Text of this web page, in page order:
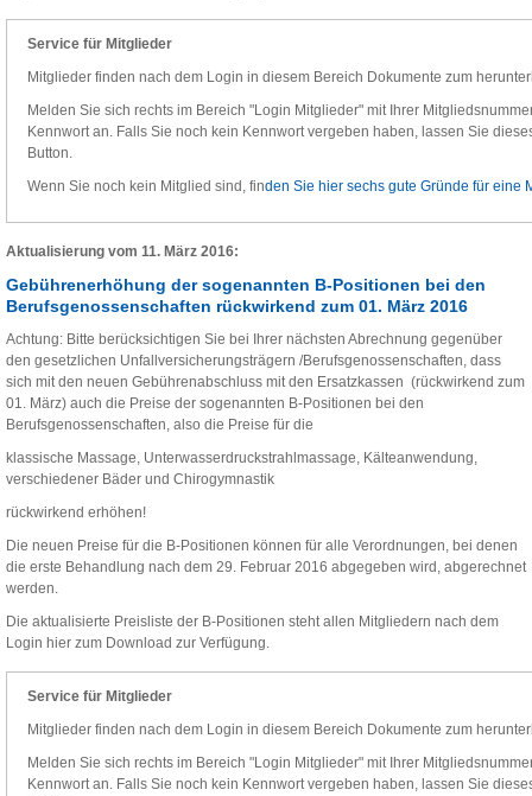
Service für Mitglieder
Mitglieder finden nach dem Login in diesem Bereich Dokumente zum
Melden Sie sich rechts im Bereich "Login Mitglieder" mit Ihrer
Kennwort an. Falls Sie noch kein Kennwort vergeben haben, lassen Sie
Button.
Wenn Sie noch kein Mitglied sind, finden Sie hier sechs gute Gründe für eine
Aktualisierung vom 11. März 2016:
Gebührenerhöhung der sogenannten B-Positionen bei den
Berufsgenossenschaften rückwirkend zum 01. März 2016
Achtung: Bitte berücksichtigen Sie bei Ihrer nächsten Abrechnung gegenüber
den gesetzlichen Unfallversicherungsträgern /Berufsgenossenschaften, dass
sich mit den neuen Gebührenabschluss mit den Ersatzkassen (rückwirkend zum
01. März) auch die Preise der sogenannten B-Positionen bei den
Berufsgenossenschaften, also die Preise für die
klassische Massage, Unterwasserdruckstrahlmassage, Kälteanwendung,
verschiedener Bäder und Chirogymnastik
rückwirkend erhöhen!
Die neuen Preise für die B-Positionen können für alle Verordnungen, bei denen
die erste Behandlung nach dem 29. Februar 2016 abgegeben wird, abgerechnet
werden.
Die aktualisierte Preisliste der B-Positionen steht allen Mitgliedern nach dem
Login hier zum Download zur Verfügung.
Service für Mitglieder
Mitglieder finden nach dem Login in diesem Bereich Dokumente zum
Melden Sie sich rechts im Bereich "Login Mitglieder" mit Ihrer
Kennwort an. Falls Sie noch kein Kennwort vergeben haben, lassen Sie